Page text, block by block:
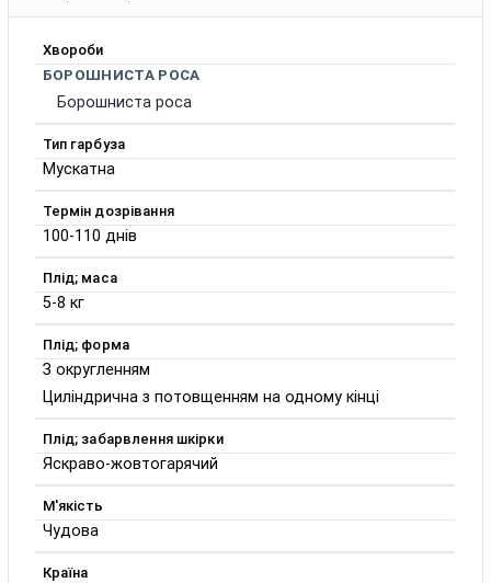
Хвороби
БОРОШНИСТА РОСА
Борошниста роса
Тип гарбуза
Мускатна
Термін дозрівання
100-110 днів
Плід; маса
5-8 кг
Плід; форма
З округленням
Циліндрична з потовщенням на одному кінці
Плід; забарвлення шкірки
Яскраво-жовтогарячий
М'якість
Чудова
Країна